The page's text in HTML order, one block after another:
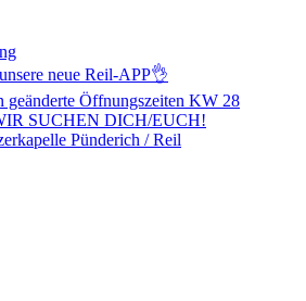
neue Reil-APP👌
geänderte Öffnungszeiten KW 28
SUCHEN DICH/EUCH!
Pünderich / Reil